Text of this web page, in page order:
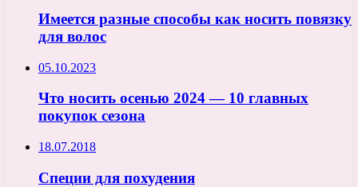
Имеется разные способы как носить повязку
для волос
05.10.2023
Что носить осенью 2024 — 10 главных
покупок сезона
18.07.2018
Специи для похудения